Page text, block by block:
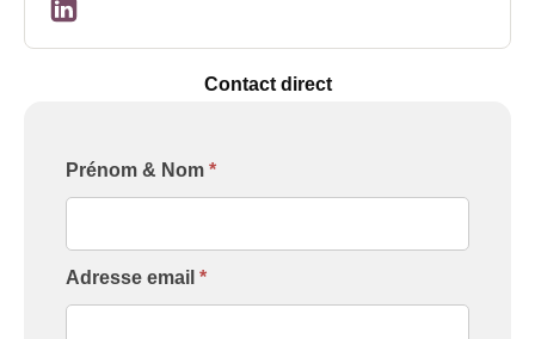
Contact direct
Formulaire
[Contact
Prénom & Nom *
Adresse email *